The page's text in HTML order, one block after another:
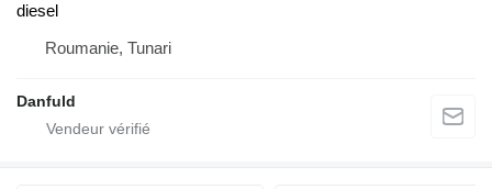
diesel
Roumanie, Tunari
Danfuld